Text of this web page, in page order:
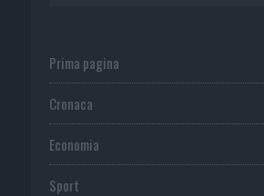
Prima pagina
Cronaca
Economia
Sport